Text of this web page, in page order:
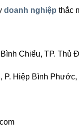
doanh nghiệp thắc
Chiểu, TP. Thủ
P. Hiệp Bình